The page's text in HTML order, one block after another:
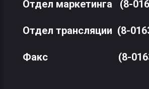
Отдел маркетинга (8-
Отдел трансляции (8-
Факс(8-0163)